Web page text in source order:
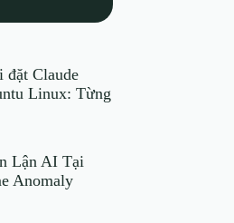
đặt Claude
Linux: Từng
Lận AI Tại
Anomaly